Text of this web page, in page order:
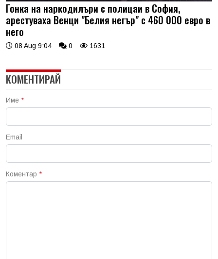
Гонка на наркодилъри с полицаи в София,
арестуваха Венци "Белия негър" с 460 000 евро в
него
08 Aug 9:04 0 1631
КОМЕНТИРАЙ
Име *
Email
Коментар *